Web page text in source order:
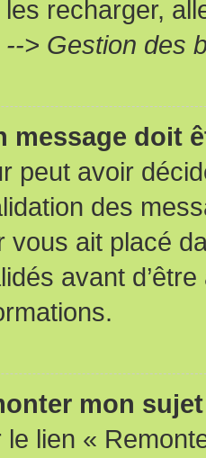
recharger,
> Gestion des
message doit
peut avoir
des
vous ait placé
avant
mon
le lien «